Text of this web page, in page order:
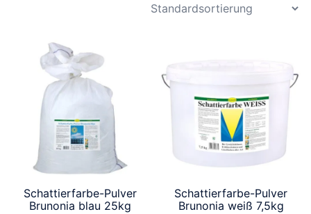
Schattierfarbe-Pulver
Brunonia blau 25kg
Schattierfarbe-Pulver
Brunonia weiß 7,5kg